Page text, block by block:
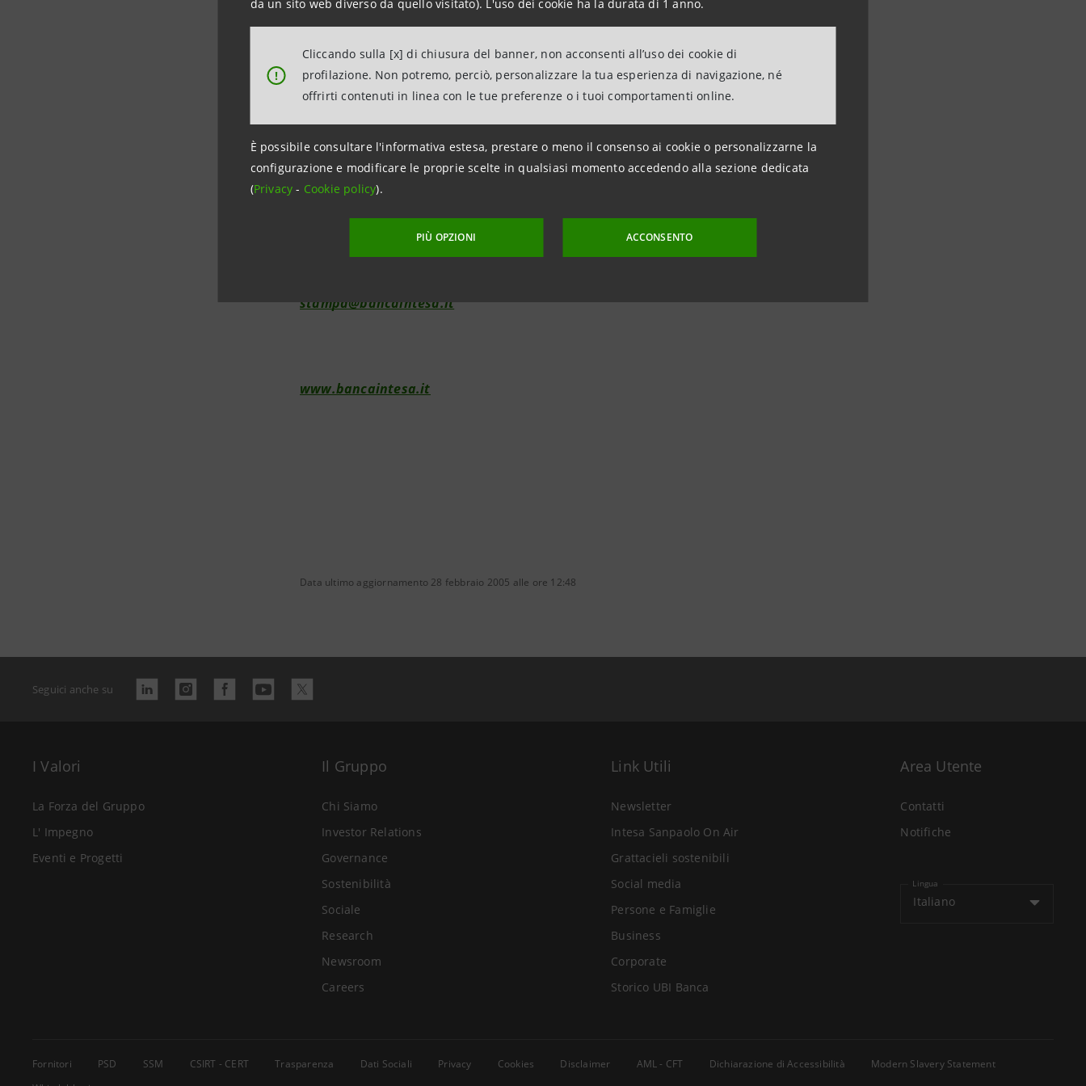
da un sito web diverso da quello visitato). L'uso dei cookie ha la durata di 1 anno.
!
Cliccando sulla [x] di chiusura del banner, non acconsenti all’uso dei cookie di
profilazione. Non potremo, perciò, personalizzare la tua esperienza di navigazione, né
offrirti contenuti in linea con le tue preferenze o i tuoi comportamenti online.
È possibile consultare l'informativa estesa, prestare o meno il consenso ai cookie o personalizzarne la
configurazione e modificare le proprie scelte in qualsiasi momento accedendo alla sezione dedicata
(Privacy- Cookie policy).
PIÙ OPZIONI ACCONSENTO
Investor Relations
Media Relations
stampa@bancaintesa.it
www.bancaintesa.it
Data ultimo aggiornamento 28 febbraio 2005 alle ore 12:48
Seguici anche su
I Valori
La Forza del Gruppo
L' Impegno
Eventi e Progetti
Il Gruppo
Chi Siamo
Investor Relations
Governance
Sostenibilità
Sociale
Research
Newsroom
Careers
Link Utili
Newsletter
Intesa Sanpaolo On Air
Grattacieli sostenibili
Social media
Persone e Famiglie
Business
Corporate
Storico UBI Banca
Area Utente
Contatti
Notifiche
Lingua
Italiano
Fornitori PSD SSM CSIRT - CERT Trasparenza Dati Sociali Privacy Cookies Disclaimer AML - CFT Dichiarazione di Accessibilità
Modern Slavery Statement